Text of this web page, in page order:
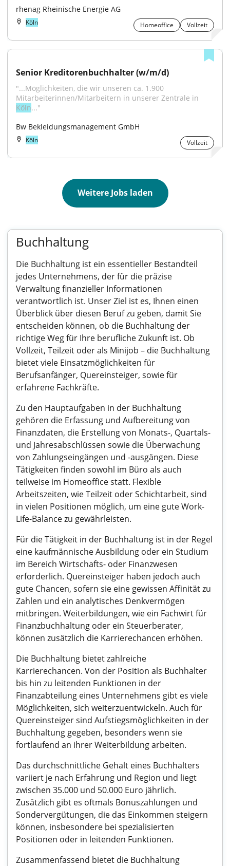
rhenag Rheinische Energie AG
Köln Homeoffice Vollzeit
Senior Kreditorenbuchhalter (w/m/d)
"...Möglichkeiten, die wir unseren ca. 1.900
Köln..."
Bw Bekleidungsmanagement GmbH
Köln Vollzeit
Weitere Jobs laden
Buchhaltung
Die Buchhaltung ist ein essentieller Bestandteil
jedes Unternehmens, der für die präzise
Verwaltung finanzieller Informationen
verantwortlich ist. Unser Ziel ist es, Ihnen einen
Überblick über diesen Beruf zu geben, damit Sie
entscheiden können, ob die Buchhaltung der
richtige Weg für Ihre berufliche Zukunft ist. Ob
Vollzeit, Teilzeit oder als Minijob – die Buchhaltung
bietet viele Einsatzmöglichkeiten für
Berufsanfänger, Quereinsteiger, sowie für
erfahrene Fachkräfte.
Zu den Hauptaufgaben in der Buchhaltung
gehören die Erfassung und Aufbereitung von
Finanzdaten, die Erstellung von Monats-, Quartals-
und Jahresabschlüssen sowie die Überwachung
von Zahlungseingängen und -ausgängen. Diese
Tätigkeiten finden sowohl im Büro als auch
teilweise im Homeoffice statt. Flexible
Arbeitszeiten, wie Teilzeit oder Schichtarbeit, sind
in vielen Positionen möglich, um eine gute Work-
Life-Balance zu gewährleisten.
Für die Tätigkeit in der Buchhaltung ist in der Regel
eine kaufmännische Ausbildung oder ein Studium
im Bereich Wirtschafts- oder Finanzwesen
erforderlich. Quereinsteiger haben jedoch auch
gute Chancen, sofern sie eine gewissen Affinität zu
Zahlen und ein analytisches Denkvermögen
mitbringen. Weiterbildungen, wie ein Fachwirt für
Finanzbuchhaltung oder ein Steuerberater,
können zusätzlich die Karrierechancen erhöhen.
Die Buchhaltung bietet zahlreiche
Karrierechancen. Von der Position als Buchhalter
bis hin zu leitenden Funktionen in der
Finanzabteilung eines Unternehmens gibt es viele
Möglichkeiten, sich weiterzuentwickeln. Auch für
Quereinsteiger sind Aufstiegsmöglichkeiten in der
Buchhaltung gegeben, besonders wenn sie
fortlaufend an ihrer Weiterbildung arbeiten.
Das durchschnittliche Gehalt eines Buchhalters
variiert je nach Erfahrung und Region und liegt
zwischen 35.000 und 50.000 Euro jährlich.
Zusätzlich gibt es oftmals Bonuszahlungen und
Sondervergütungen, die das Einkommen steigern
können, insbesondere bei spezialisierten
Positionen oder in leitenden Funktionen.
Zusammenfassend bietet die Buchhaltung